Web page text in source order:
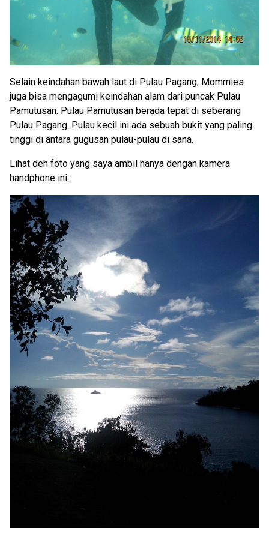
Selain keindahan bawah laut di Pulau Pagang, Mommies
juga bisa mengagumi keindahan alam dari puncak Pulau
Pamutusan. Pulau Pamutusan berada tepat di seberang
Pulau Pagang. Pulau kecil ini ada sebuah bukit yang paling
tinggi di antara gugusan pulau-pulau di sana.
Lihat deh foto yang saya ambil hanya dengan kamera
handphone ini: